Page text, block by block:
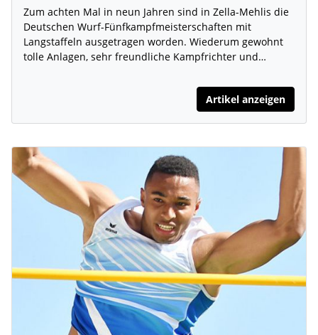
Zum achten Mal in neun Jahren sind in Zella-Mehlis die
Deutschen Wurf-Fünfkampfmeisterschaften mit
Langstaffeln ausgetragen worden. Wiederum gewohnt
tolle Anlagen, sehr freundliche Kampfrichter und…
Artikel anzeigen